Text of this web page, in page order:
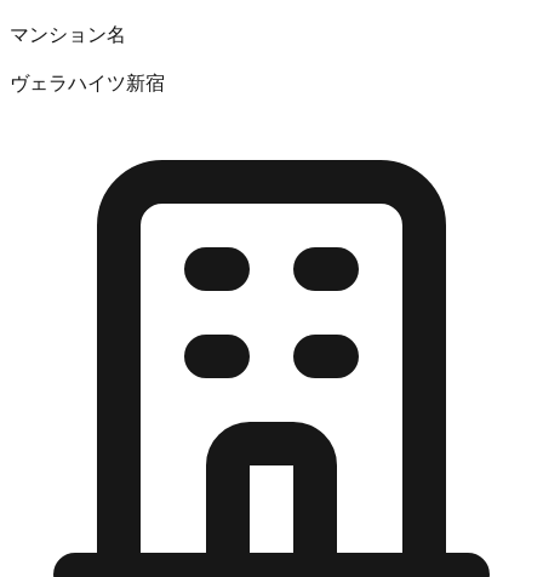
マンション名
ヴェラハイツ新宿